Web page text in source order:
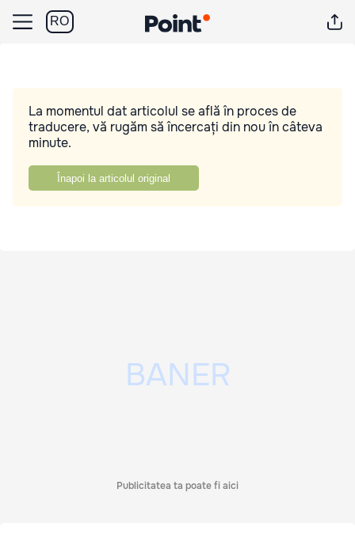
RO
La momentul dat articolul se află în proces de
traducere, vă rugăm să încercați din nou în câteva
minute.
Înapoi la articolul original
Publicitatea ta poate fi aici